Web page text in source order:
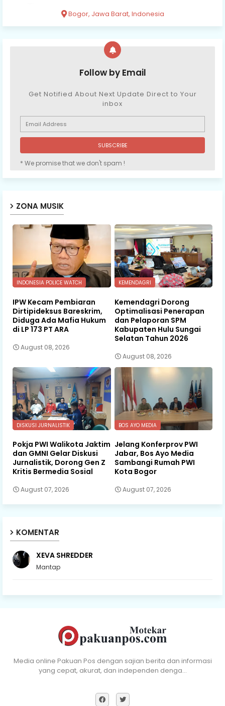
Bogor, Jawa Barat, Indonesia
Follow by Email
Get Notified About Next Update Direct to Your
inbox
* We promise that we don't spam !
ZONA MUSIK
INDONESIA POLICE WATCH
IPW Kecam Pembiaran
Dirtipideksus Bareskrim,
Diduga Ada Mafia Hukum
di LP 173 PT ARA
August 08, 2026
KEMENDAGRI
Kemendagri Dorong
Optimalisasi Penerapan
dan Pelaporan SPM
Kabupaten Hulu Sungai
Selatan Tahun 2026
August 08, 2026
DISKUSI JURNALISTIK
Pokja PWI Walikota Jaktim
dan GMNI Gelar Diskusi
Jurnalistik, Dorong Gen Z
Kritis Bermedia Sosial
August 07, 2026
BOS AYO MEDIA
Jelang Konferprov PWI
Jabar, Bos Ayo Media
Sambangi Rumah PWI
Kota Bogor
August 07, 2026
KOMENTAR
XEVA SHREDDER
Mantap
Media online Pakuan Pos dengan sajian berita dan informasi
yang cepat, akurat, dan independen denga…